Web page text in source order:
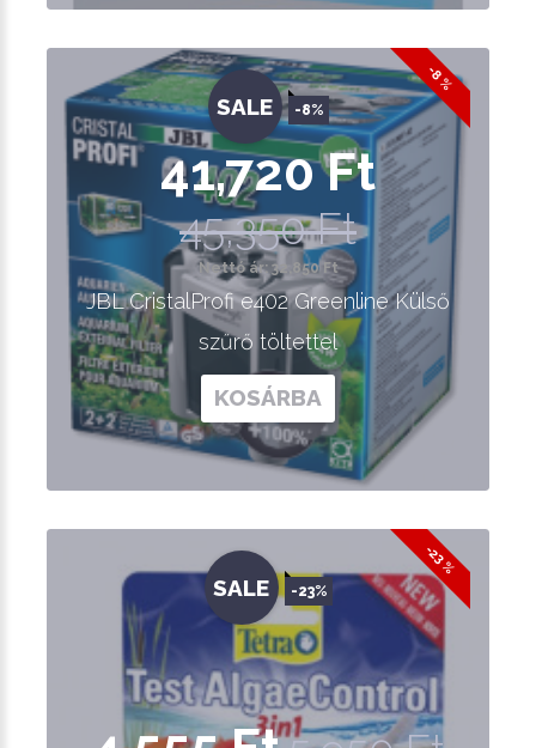
-8 %
SALE -8%
41,720 Ft
45,350 Ft
Nettó ár: 32,850 Ft
JBL CristalProfi e402 Greenline Külső
szűrő töltettel
KOSÁRBA
-23 %
SALE -23%